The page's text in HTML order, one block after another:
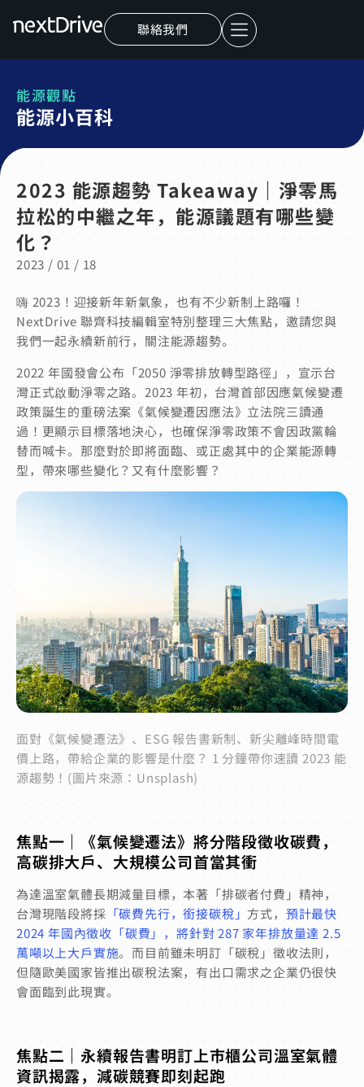
聯絡我們
能源觀點
能源小百科
2023 能源趨勢 Takeaway｜淨零馬
拉松的中繼之年，能源議題有哪些變
化？
2023 / 01 / 18
嗨 2023！迎接新年新氣象，也有不少新制上路囉！
NextDrive 聯齊科技編輯室特別整理三大焦點，邀請您與
我們一起永續新前行，關注能源趨勢。
2022 年國發會公布「2050 淨零排放轉型路徑」，宣示台
灣正式啟動淨零之路。2023 年初，台灣首部因應氣候變遷
政策誕生的重磅法案《氣候變遷因應法》立法院三讀通
過！更顯示目標落地決心，也確保淨零政策不會因政黨輪
替而喊卡。那麼對於即將面臨、或正處其中的企業能源轉
型，帶來哪些變化？又有什麼影響？
面對《氣候變遷法》、ESG 報告書新制、新尖離峰時間電
價上路，帶給企業的影響是什麼？ 1 分鐘帶你速讀 2023 能
源趨勢！(圖片來源：Unsplash)
焦點一｜《氣候變遷法》將分階段徵收碳費，
高碳排大戶、大規模公司首當其衝
為達溫室氣體長期減量目標，本著「排碳者付費」精神，
台灣現階段將採 「碳費先行，銜接碳稅」方式， 預計最快
2024 年國內徵收「碳費」，將針對 287 家年排放量達 2.5
萬噸以上大戶實施。而目前雖未明訂「碳稅」徵收法則，
但隨歐美國家皆推出碳稅法案，有出口需求之企業仍很快
會面臨到此現實。
焦點二｜永續報告書明訂上市櫃公司溫室氣體
資訊揭露，減碳競賽即刻起跑